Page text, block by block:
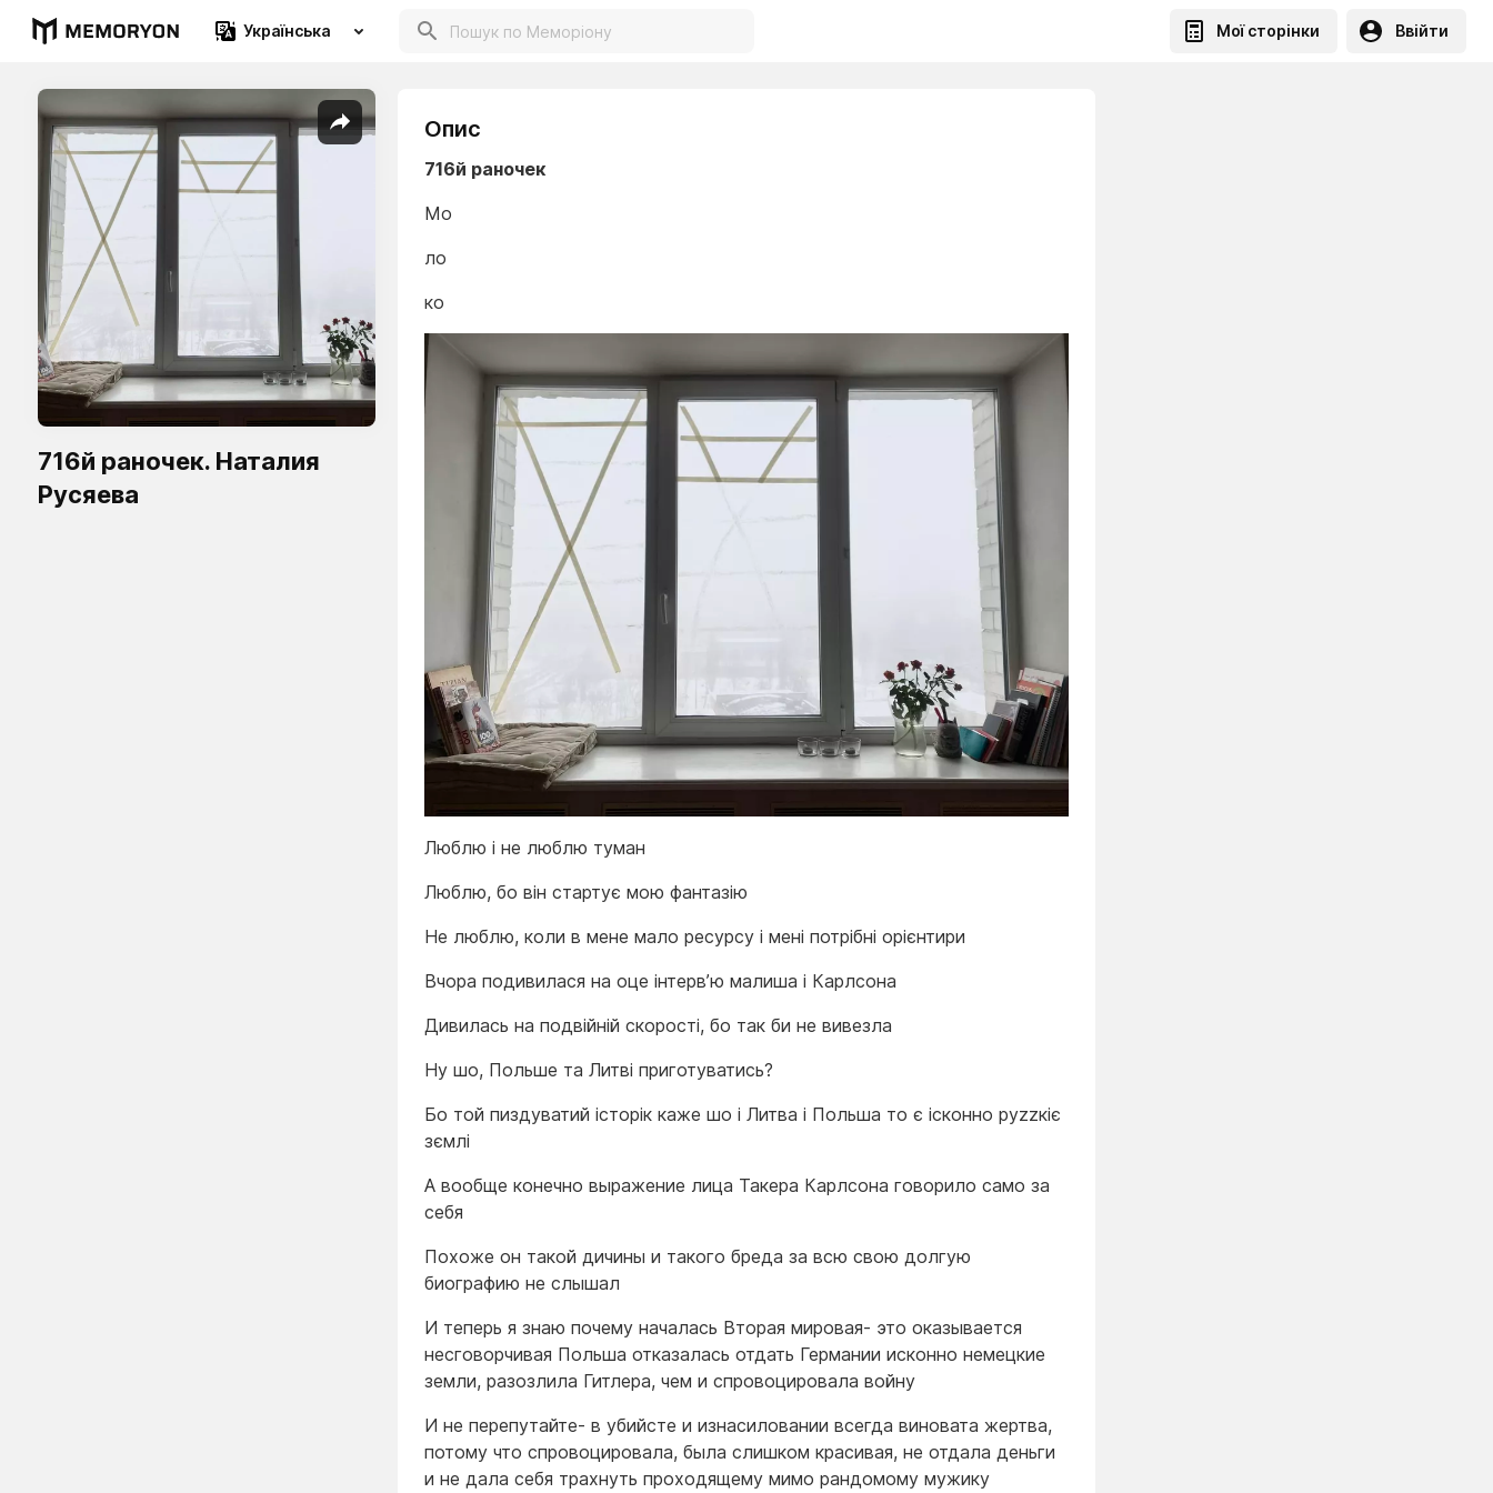
Українська Мої сторінки Ввійти
716й раночек. Наталия
Русяева
Опис
716й раночек
Мо
ло
ко
Люблю і не люблю туман
Люблю, бо він стартує мою фантазію
Не люблю, коли в мене мало ресурсу і мені потрібні орієнтири
Вчора подивилася на оце інтерв’ю малиша і Карлсона
Дивилась на подвійній скорості, бо так би не вивезла
Ну шо, Польше та Литві приготуватись?
Бо той пиздуватий історік каже шо і Литва і Польша то є ісконно руzzкіє
зємлі
А вообще конечно выражение лица Такера Карлсона говорило само за
себя
Похоже он такой дичины и такого бреда за всю свою долгую
биографию не слышал
И теперь я знаю почему началась Вторая мировая- это оказывается
несговорчивая Польша отказалась отдать Германии исконно немецкие
земли, разозлила Гитлера, чем и спровоцировала войну
И не перепутайте- в убийсте и изнасиловании всегда виновата жертва,
потому что спровоцировала, была слишком красивая, не отдала деньги
и не дала себя трахнуть проходящему мимо рандомому мужику